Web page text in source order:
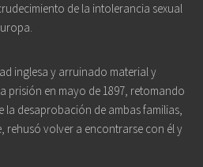
de la intolerancia sexual
inglesa y arruinado material y
prisión en mayo de 1897, retomando
la desaprobación de ambas familias,
rehusó volver a encontrarse con él y